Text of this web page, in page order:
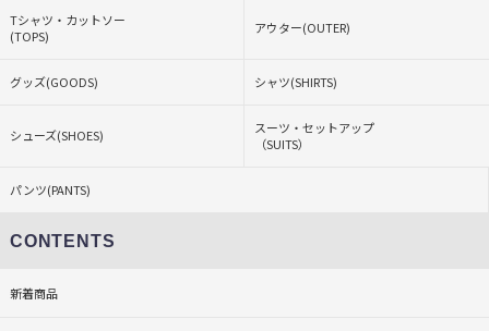
Tシャツ・カットソー
(TOPS)
アウター(OUTER)
グッズ(GOODS) シャツ(SHIRTS)
シューズ(SHOES)
スーツ・セットアップ
（SUITS）
パンツ(PANTS)
CONTENTS
新着商品